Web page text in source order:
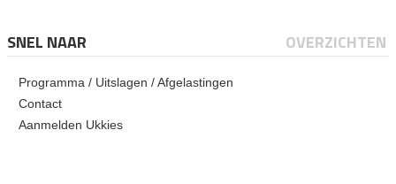
SNEL NAAR OVERZICHTEN
Programma / Uitslagen / Afgelastingen
Contact
Aanmelden Ukkies